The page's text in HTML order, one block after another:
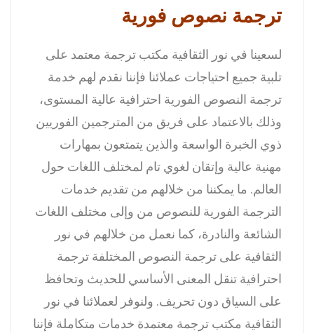
ترجمة نصوص فورية
لسعينا في نور الثقافية مكتب ترجمة معتمد على
تلبية جميع احتياجات عملائنا فإننا نقدم لهم خدمة
ترجمة النصوص الفورية احترافية عالية المستوى،
وذلك بالاعتماد على فريق من المترجمين الفوريين
ذوي الخبرة الواسعة والذين يتمتعون بمهارات
مهنية عالية وإتقان لغوي تام لمختلف اللغات حول
العالم. ما يمكننا من خلالهم من تقديم خدمات
الترجمة الفورية للنصوص من وإلى مختلف اللغات
الشائعة والنادرة، كما نعمل من خلالهم في نور
الثقافية على ترجمة النصوص المختلفة ترجمة
احترافية تنقل المعنى الأساسي للحديث وتحافظ
على السياق دون تحريف. ولنوفر لعملائنا في نور
الثقافية مكتب ترجمة معتمدة خدمات متكاملة فإننا